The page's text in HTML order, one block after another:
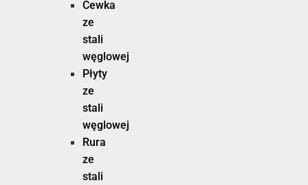
Cewka
ze
stali
węglowej
Płyty
ze
stali
węglowej
Rura
ze
stali